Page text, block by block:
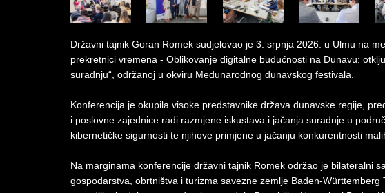
Državni tajnik Goran Romek sudjelovao je 3. srpnja 2026. u Ulmu na
prekretnici vremena - Oblikovanje digitalne budućnosti na Dunavu:
suradnju“, održanoj u okviru Međunarodnog dunavskog festivala.
Konferencija je okupila visoke predstavnike država dunavske regije,
i poslovne zajednice radi razmjene iskustava i jačanja suradnje u
kibernetičke sigurnosti te njihove primjene u jačanju konkurentnosti
Na marginama konferencije državni tajnik Romek održao je bilateralni
gospodarstva, obrtništva i turizma savezne zemlje Baden-